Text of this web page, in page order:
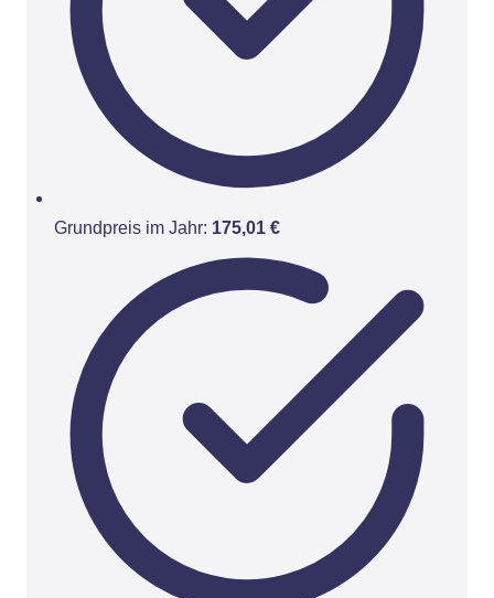
Grundpreis im Jahr: 175,01 €